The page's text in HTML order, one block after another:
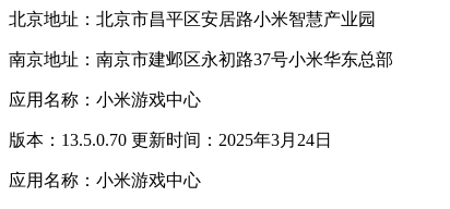
北京地址：北京市昌平区安居路小米智慧产业园
南京地址：南京市建邺区永初路37号小米华东总部
应用名称：小米游戏中心
版本：13.5.0.70 更新时间：2025年3月24日
应用名称：小米游戏中心